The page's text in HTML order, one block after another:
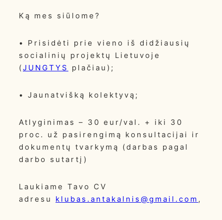
Ką mes siūlome?
• Prisidėti prie vieno iš didžiausių
socialinių projektų Lietuvoje
(JUNGTYS plačiau);
• Jaunatvišką kolektyvą;
Atlyginimas – 30 eur/val. + iki 30
proc. už pasirengimą konsultacijai ir
dokumentų tvarkymą (darbas pagal
darbo sutartį)
Laukiame Tavo CV
adresu klubas.antakalnis@gmail.com ,